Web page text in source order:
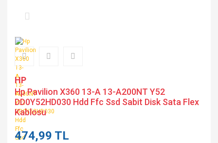
HP
Hp Pavilion X360 13-A 13-A200NT Y52
DD0Y52HD030 Hdd Ffc Ssd Sabit Disk Sata Flex
Kablosu
474,99 TL